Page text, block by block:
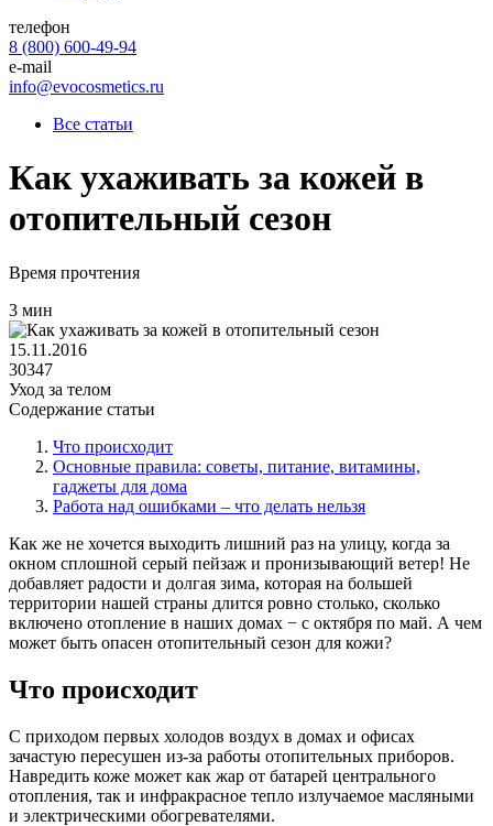
телефон
8 (800) 600-49-94
e-mail
info@evocosmetics.ru
Все статьи
Как ухаживать за кожей в
отопительный сезон
Время прочтения
3 мин
15.11.2016
30347
Уход за телом
Содержание статьи
Что происходит
Основные правила: советы, питание, витамины,
гаджеты для дома
Работа над ошибками – что делать нельзя
Как же не хочется выходить лишний раз на улицу, когда за
окном сплошной серый пейзаж и пронизывающий ветер! Не
добавляет радости и долгая зима, которая на большей
территории нашей страны длится ровно столько, сколько
включено отопление в наших домах − с октября по май. А чем
может быть опасен отопительный сезон для кожи?
Что происходит
С приходом первых холодов воздух в домах и офисах
зачастую пересушен из-за работы отопительных приборов.
Навредить коже может как жар от батарей центрального
отопления, так и инфракрасное тепло излучаемое масляными
и электрическими обогревателями.